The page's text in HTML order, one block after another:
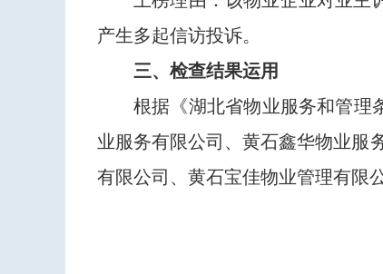
产生多起信访投诉。
三、检查结果运用
根据《湖北省物业服务和管理
业服务有限公司、黄石鑫华物业服
有限公司、黄石宝佳物业管理有限